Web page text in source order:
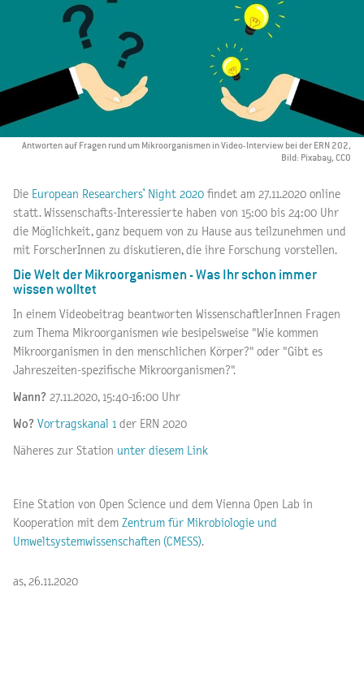
Antworten auf Fragen rund um Mikroorganismen in Video-Interview bei der ERN 202,
Bild: Pixabay, CCO
Die European Researchers‘ Night 2020 findet am 27.11.2020 online
statt. Wissenschafts-Interessierte haben von 15:00 bis 24:00 Uhr
die Möglichkeit, ganz bequem von zu Hause aus teilzunehmen und
mit ForscherInnen zu diskutieren, die ihre Forschung vorstellen.
Die Welt der Mikroorganismen - Was Ihr schon immer
wissen wolltet
In einem Videobeitrag beantworten WissenschaftlerInnen Fragen
zum Thema Mikroorganismen wie besipelsweise "Wie kommen
Mikroorganismen in den menschlichen Körper?" oder "Gibt es
Jahreszeiten-spezifische Mikroorganismen?".
Wann? 27.11.2020,15:40-16:00 Uhr
Wo? Vortragskanal 1 der ERN 2020
Näheres zur Station unter diesem Link
Eine Station von Open Science und dem Vienna Open Lab in
Kooperation mit dem Zentrum für Mikrobiologie und
Umweltsystemwissenschaften (CMESS).
as, 26.11.2020